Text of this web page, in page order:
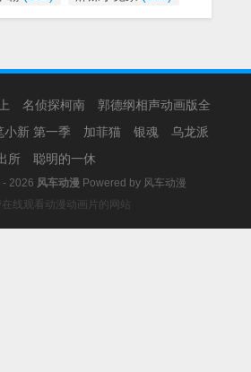
名侦探柯南
郭德纲相声动画版全
小新 第一季 加菲猫 银魂
乌龙派
所
聪明的一休
2026 风车动漫 Powered by 风车动漫
在线观看动漫动画片的网站